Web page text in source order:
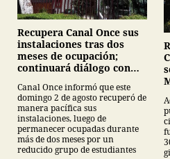
Recupera Canal Once sus
instalaciones tras dos
meses de ocupación;
continuará diálogo con
Canal Once informó que este
domingo 2 de agosto recuperó de
manera pacífica sus
instalaciones, luego de
permanecer ocupadas durante
más de dos meses por un
reducido grupo de estudiantes